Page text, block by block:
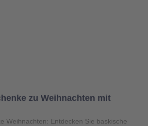
zu Weihnachten mit
Weihnachten: Entdecken Sie baskische